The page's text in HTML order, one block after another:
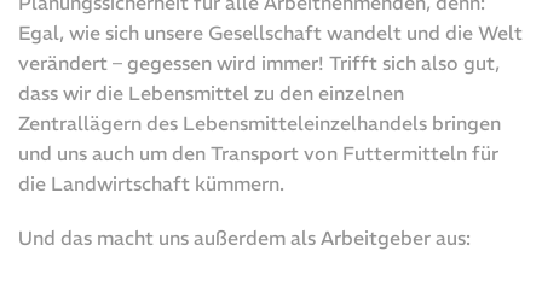
Egal, wie sich unsere Gesellschaft wandelt und die Welt
verändert – gegessen wird immer! Trifft sich also gut,
dass wir die Lebensmittel zu den einzelnen
Zentrallägern des Lebensmitteleinzelhandels bringen
und uns auch um den Transport von Futtermitteln für
die Landwirtschaft kümmern.
Und das macht uns außerdem als Arbeitgeber aus: